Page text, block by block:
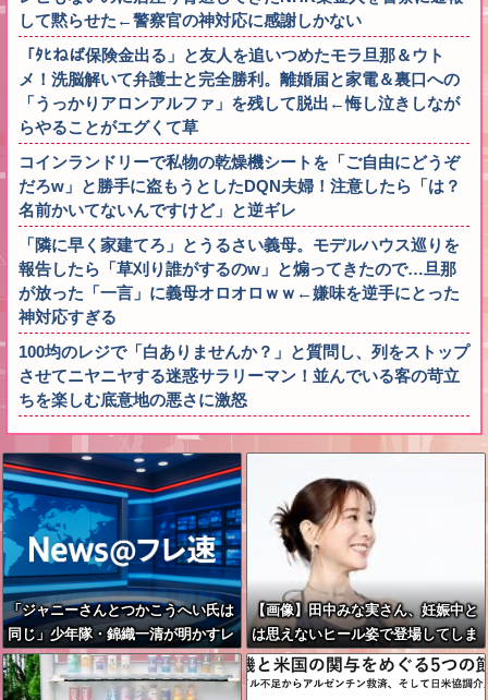
して黙らせた←警察官の神対応に感謝しかない
「ﾀﾋねば保険金出る」と友人を追いつめたモラ旦那＆ウト
メ！洗脳解いて弁護士と完全勝利。離婚届と家電＆裏口への
「うっかりアロンアルファ」を残して脱出←悔し泣きしなが
らやることがエグくて草
コインランドリーで私物の乾燥機シートを「ご自由にどうぞ
だろw」と勝手に盗もうとしたDQN夫婦！注意したら「は？
名前かいてないんですけど」と逆ギレ
「隣に早く家建てろ」とうるさい義母。モデルハウス巡りを
報告したら「草刈り誰がするのw」と煽ってきたので…旦那
が放った「一言」に義母オロオロｗｗ←嫌味を逆手にとった
神対応すぎる
100均のレジで「白ありませんか？」と質問し、列をストップ
させてニヤニヤする迷惑サラリーマン！並んでいる客の苛立
ちを楽しむ底意地の悪さに激怒
「ジャニーさんとつかこうへい氏は
同じ」少年隊・錦織一清が明かすレ
ジェンドの共通点と我流の演出論
【画像】田中みな実さん、妊娠中と
は思えないヒール姿で登場してしま
う